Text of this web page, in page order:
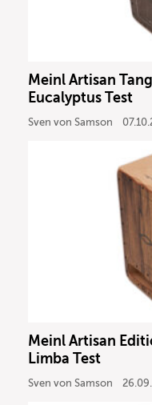
Meinl Artisan
Eucalyptus Test
Sven von Samson
Meinl Artisan
Limba Test
Sven von Samson